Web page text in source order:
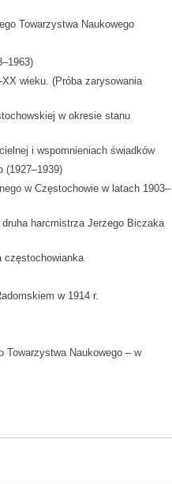
Towarzystwa Naukowego
wieku. (Próba zarysowania
w okresie stanu
i wspomnieniach świadków
(1927–1939)
w Częstochowie w latach 1903–
harcmistrza Jerzego Biczaka
częstochowianka
w 1914 r.
Towarzystwa Naukowego – w